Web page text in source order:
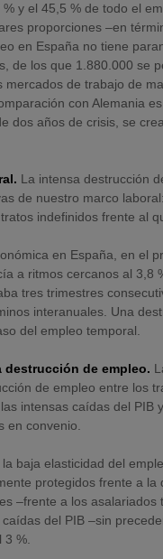
y el 45,5 % de todo el
proporciones –en
en España no tiene
de los que 1.880.000 se
de trabajo de
con Alemania
dos años de crisis, se
La intensa destrucción
de nuestro marco
indefinidos frente al
en España, en el
a ritmos cercanos al
tres trimestres
interanuales. Una
del empleo temporal.
destrucción de empleo.
de empleo entre los
intensas caídas del
en convenio.
baja elasticidad del
protegidos frente a
–frente a los
del PIB –sin
%.